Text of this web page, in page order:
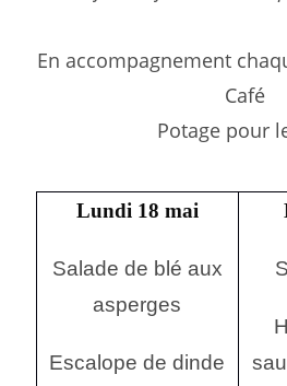
En accompagnement
Café
Potage pour
Lundi 18 mai
Salade de blé aux
asperges
Escalope de dinde